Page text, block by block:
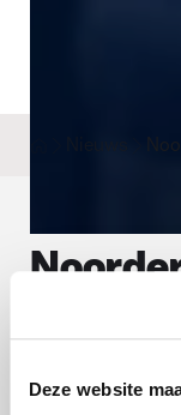
Deze website